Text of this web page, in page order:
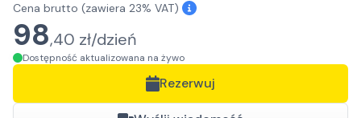
Cena brutto (zawiera 23% VAT)
98,40 zł/dzień
Dostępność aktualizowana na żywo
Rezerwuj